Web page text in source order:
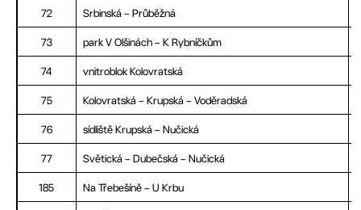
72 Srbinská – Průběžná
73 park V Olšinách – K Rybníčkům
74 vnitroblok Kolovratská
75 Kolovratská – Krupská – Voděradská
76 sídliště Krupská – Nučická
77 Světická – Dubečská – Nučická
185 Na Třebešíně – U Krbu